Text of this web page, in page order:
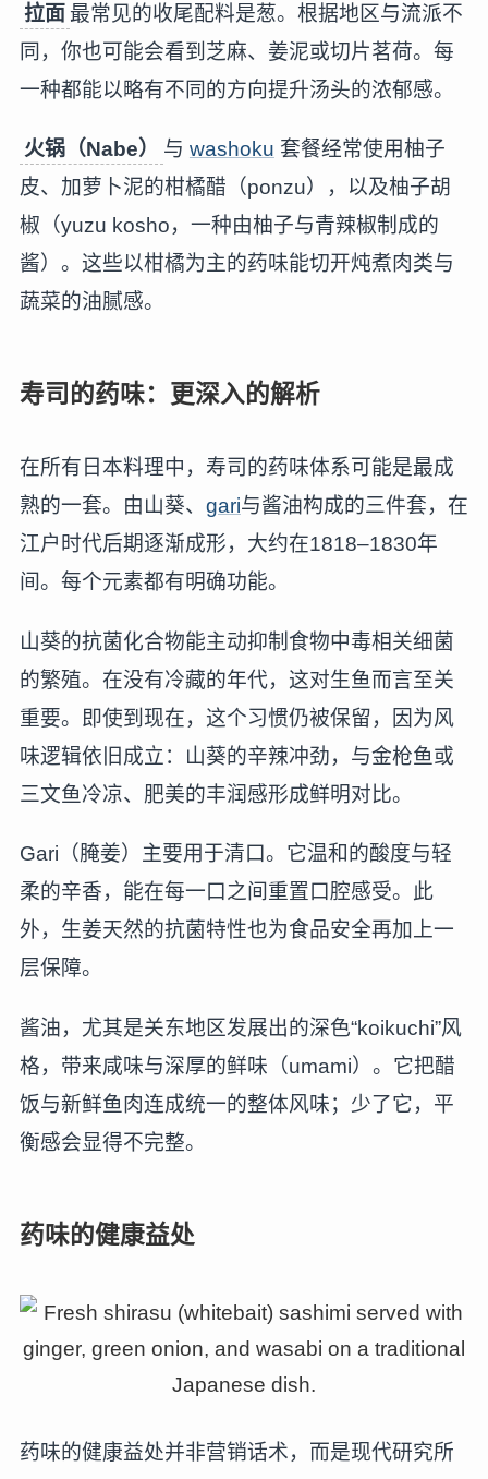
拉面 最常见的收尾配料是葱。根据地区与流派不
同，你也可能会看到芝麻、姜泥或切片茗荷。每
一种都能以略有不同的方向提升汤头的浓郁感。
火锅（Nabe） 与 washoku 套餐经常使用柚子
皮、加萝卜泥的柑橘醋（ponzu），以及柚子胡
椒（yuzu kosho，一种由柚子与青辣椒制成的
酱）。这些以柑橘为主的药味能切开炖煮肉类与
蔬菜的油腻感。
寿司的药味：更深入的解析
在所有日本料理中，寿司的药味体系可能是最成
熟的一套。由山葵、 gari与酱油构成的三件套，在
江户时代后期逐渐成形，大约在1818–1830年
间。每个元素都有明确功能。
山葵的抗菌化合物能主动抑制食物中毒相关细菌
的繁殖。在没有冷藏的年代，这对生鱼而言至关
重要。即使到现在，这个习惯仍被保留，因为风
味逻辑依旧成立：山葵的辛辣冲劲，与金枪鱼或
三文鱼冷凉、肥美的丰润感形成鲜明对比。
Gari（腌姜）主要用于清口。它温和的酸度与轻
柔的辛香，能在每一口之间重置口腔感受。此
外，生姜天然的抗菌特性也为食品安全再加上一
层保障。
酱油，尤其是关东地区发展出的深色“koikuchi”风
格，带来咸味与深厚的鲜味（umami）。它把醋
饭与新鲜鱼肉连成统一的整体风味；少了它，平
衡感会显得不完整。
药味的健康益处
药味的健康益处并非营销话术，而是现代研究所